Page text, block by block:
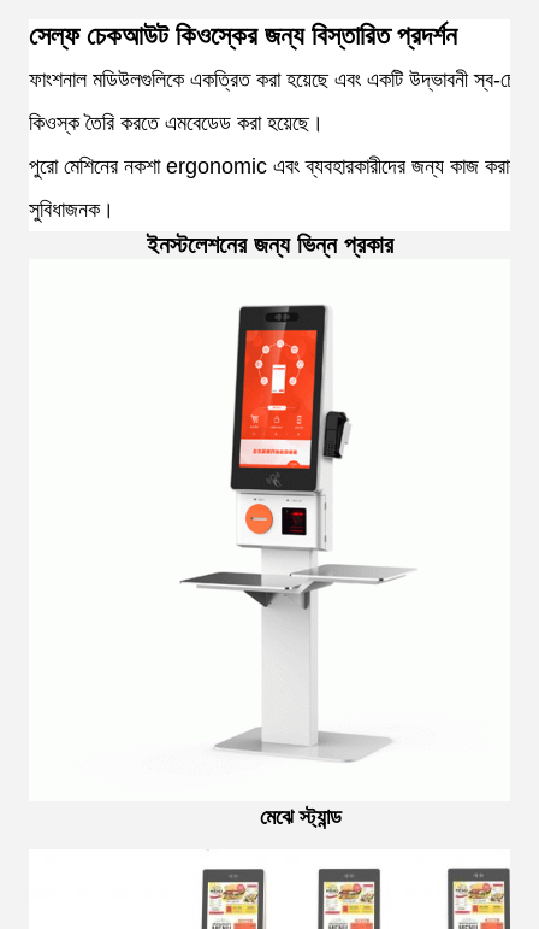
সেল্ফ চেকআউট কিওস্কের জন্য বিস্তারিত প্রদর্শন
ফাংশনাল মডিউলগুলিকে একত্রিত করা হয়েছে এবং একটি উদ্ভাবনী স্ব-
কিওস্ক তৈরি করতে এমবেডেড করা হয়েছে।
পুরো মেশিনের নকশা ergonomic এবং ব্যবহারকারীদের জন্য কাজ করার
সুবিধাজনক।
ইনস্টলেশনের জন্য ভিন্ন প্রকার
মেঝে স্ট্যান্ড